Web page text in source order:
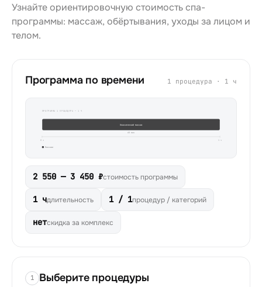
Узнайте ориентировочную стоимость спа-
программы: массаж, обёртывания, уходы за лицом и
телом.
Программа по времени 1 процедура · 1 ч
ПРОГРАММА 1 ПРОЦЕДУРА — 1 Ч
Классический массаж
60 мин
0ч 1 ч
Массажи
2 550 — 3 450 ₽стоимость программы
1 чдлительность 1 / 1процедур / категорий
нетскидка за комплекс
1 Выберите процедуры